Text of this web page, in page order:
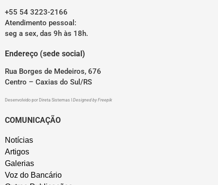
+55 54 3223-2166
Atendimento pessoal:
seg a sex, das 9h às 18h.
Endereço (sede social)
Rua Borges de Medeiros, 676
Centro – Caxias do Sul/RS
Desenvolvido por Direta Sistemas Designed by Freepik
COMUNICAÇÃO
Notícias
Artigos
Galerias
Voz do Bancário